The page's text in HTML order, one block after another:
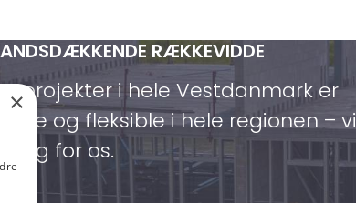
RÆKKEVIDDE
projekter i hele Vestdanmark er
og fleksible i hele regionen – vi
for os.
×